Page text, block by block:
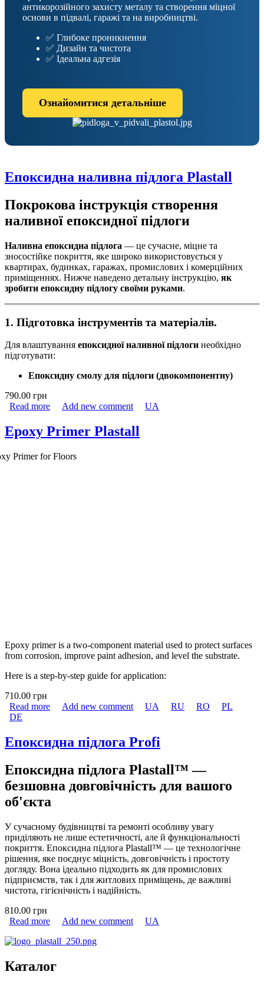
антикорозійного захисту металу та створення міцної
основи в підвалі, гаражі та на виробництві.
✅ Глибоке проникнення
✅ Дизайн та чистота
✅ Ідеальна адгезія
Ознайомитися детальніше
Епоксидна наливна підлога Plastall
Покрокова інструкція створення
наливної епоксидної підлоги
Наливна епоксидна підлога — це сучасне, міцне та
зносостійке покриття, яке широко використовується у
квартирах, будинках, гаражах, промислових і комерційних
приміщеннях. Нижче наведено детальну інструкцію, як
зробити епоксидну підлогу своїми руками.
1. Підготовка інструментів та матеріалів.
Для влаштування епоксидної наливної підлоги необхідно
підготувати:
Епоксидну смолу для підлоги (двокомпонентну)
790.00 грн
Read more about Епоксидна наливна підлога Plastall
Add new comment UA
Epoxy Primer Plastall
Epoxy primer is a two-component material used to protect surfaces
from corrosion, improve paint adhesion, and level the substrate.
Here is a step-by-step guide for application:
710.00 грн
Read more about Epoxy Primer Plastall
Add new comment UA RU RO
PL
DE
Епоксидна підлога Profi
Епоксидна підлога Plastall™ —
безшовна довговічність для вашого
об'єкта
У сучасному будівництві та ремонті особливу увагу
приділяють не лише естетичності, але й функціональності
покриття. Епоксидна підлога Plastall™ — це технологічне
рішення, яке поєднує міцність, довговічність і простоту
догляду. Вона ідеально підходить як для промислових
підприємств, так і для житлових приміщень, де важливі
чистота, гігієнічність і надійність.
810.00 грн
Read more about Епоксидна підлога Profi
Add new comment UA
Каталог